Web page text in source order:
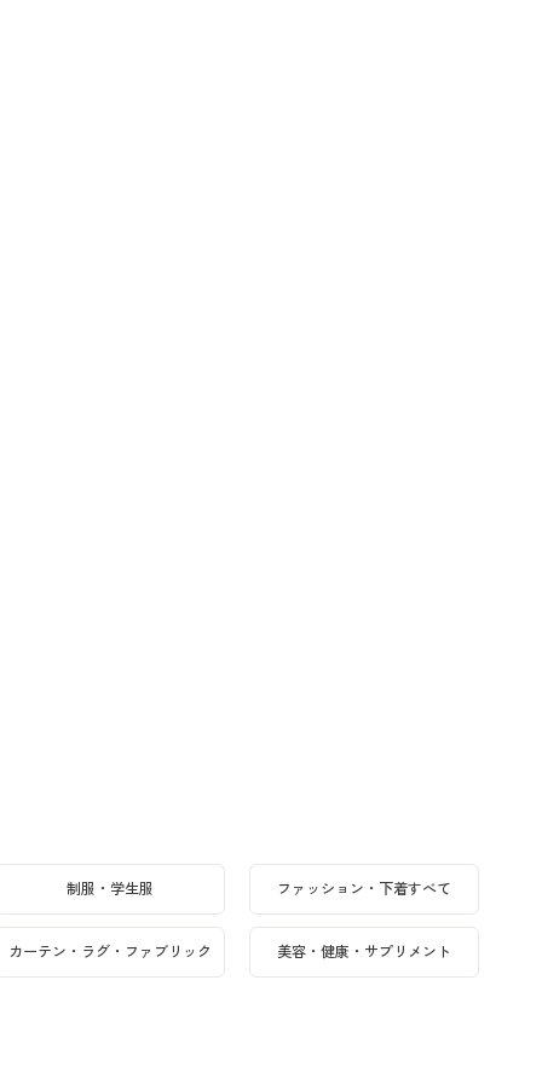
制服・学生服 ファッション・下着すべて
カーテン・ラグ・ファブリック 美容・健康・サプリメント